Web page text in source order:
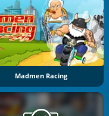
Madmen Racing